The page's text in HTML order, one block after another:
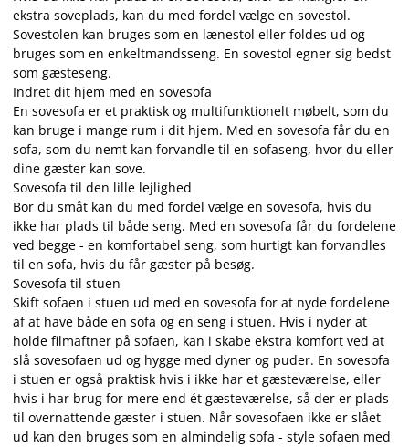
ekstra soveplads, kan du med fordel vælge en sovestol.
Sovestolen kan bruges som en lænestol eller foldes ud og
bruges som en enkeltmandsseng. En sovestol egner sig bedst
som gæsteseng.
Indret dit hjem med en sovesofa
En sovesofa er et praktisk og multifunktionelt møbelt, som du
kan bruge i mange rum i dit hjem. Med en sovesofa får du en
sofa, som du nemt kan forvandle til en sofaseng, hvor du eller
dine gæster kan sove.
Sovesofa til den lille lejlighed
Bor du småt kan du med fordel vælge en sovesofa, hvis du
ikke har plads til både seng. Med en sovesofa får du fordelene
ved begge - en komfortabel seng, som hurtigt kan forvandles
til en sofa, hvis du får gæster på besøg.
Sovesofa til stuen
Skift sofaen i stuen ud med en sovesofa for at nyde fordelene
af at have både en sofa og en seng i stuen. Hvis i nyder at
holde filmaftner på sofaen, kan i skabe ekstra komfort ved at
slå sovesofaen ud og hygge med dyner og puder. En sovesofa
i stuen er også praktisk hvis i ikke har et gæsteværelse, eller
hvis i har brug for mere end ét gæsteværelse, så der er plads
til overnattende gæster i stuen. Når sovesofaen ikke er slået
ud kan den bruges som en almindelig sofa - style sofaen med